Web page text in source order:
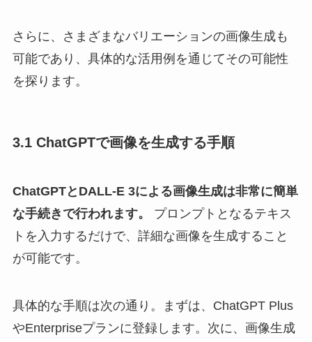
さらに、さまざまなバリエーションの画像生成も
可能であり、具体的な活用例を通じてその可能性
を探ります。
3.1 ChatGPTで画像を生成する手順
ChatGPTとDALL-E 3による画像生成は非常に簡単
な手続きで行われます。
プロンプトとなるテキス
トを入力するだけで、詳細な画像を生成すること
が可能です。
具体的な手順は次の通り。まずは、ChatGPT Plus
やEnterpriseプランに登録します。次に、画像生成